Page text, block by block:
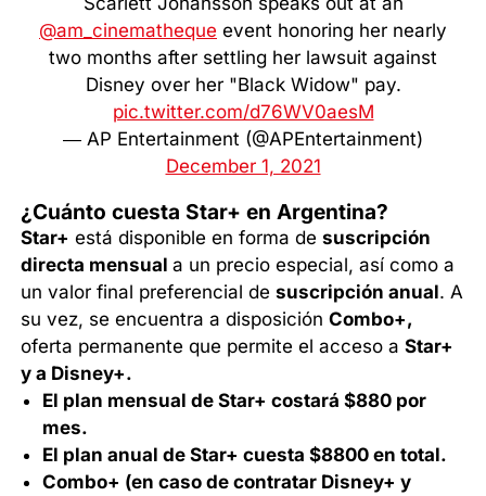
@am_cinematheque event honoring her nearly
two months after settling her lawsuit against
Disney over her "Black Widow" pay.
pic.twitter.com/d76WV0aesM
— AP Entertainment (@APEntertainment)
December 1, 2021
¿Cuánto cuesta Star+ en Argentina?
Star+ está disponible en forma desuscripción
directa mensuala un precio especial, así como a
un valor final preferencial desuscripción anual. A
su vez, se encuentra a disposiciónCombo+,
oferta permanente que permite el acceso aStar+
y a Disney+.
El plan mensual de Star+ costará $880 por
mes.
El plan anual de Star+ cuesta $8800 en total.
Combo+ (en caso de contratar Disney+ y